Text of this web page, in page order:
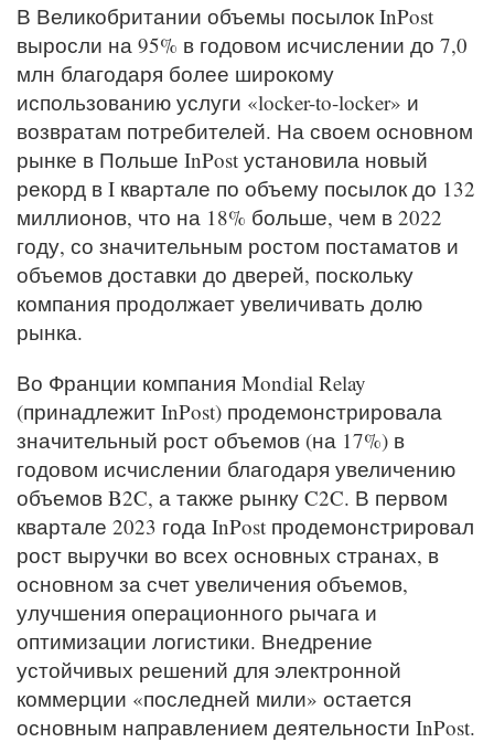
В Великобритании объемы посылок InPost
выросли на 95% в годовом исчислении до 7,0
млн благодаря более широкому
использованию услуги «locker-to-locker» и
возвратам потребителей. На своем основном
рынке в Польше InPost установила новый
рекорд в I квартале по объему посылок до 132
миллионов, что на 18% больше, чем в 2022
году, со значительным ростом постаматов и
объемов доставки до дверей, поскольку
компания продолжает увеличивать долю
рынка.
Во Франции компания Mondial Relay
(принадлежит InPost) продемонстрировала
значительный рост объемов (на 17%) в
годовом исчислении благодаря увеличению
объемов B2C, а также рынку C2C. В первом
квартале 2023 года InPost продемонстрировал
рост выручки во всех основных странах, в
основном за счет увеличения объемов,
улучшения операционного рычага и
оптимизации логистики. Внедрение
устойчивых решений для электронной
коммерции «последней мили» остается
основным направлением деятельности InPost.